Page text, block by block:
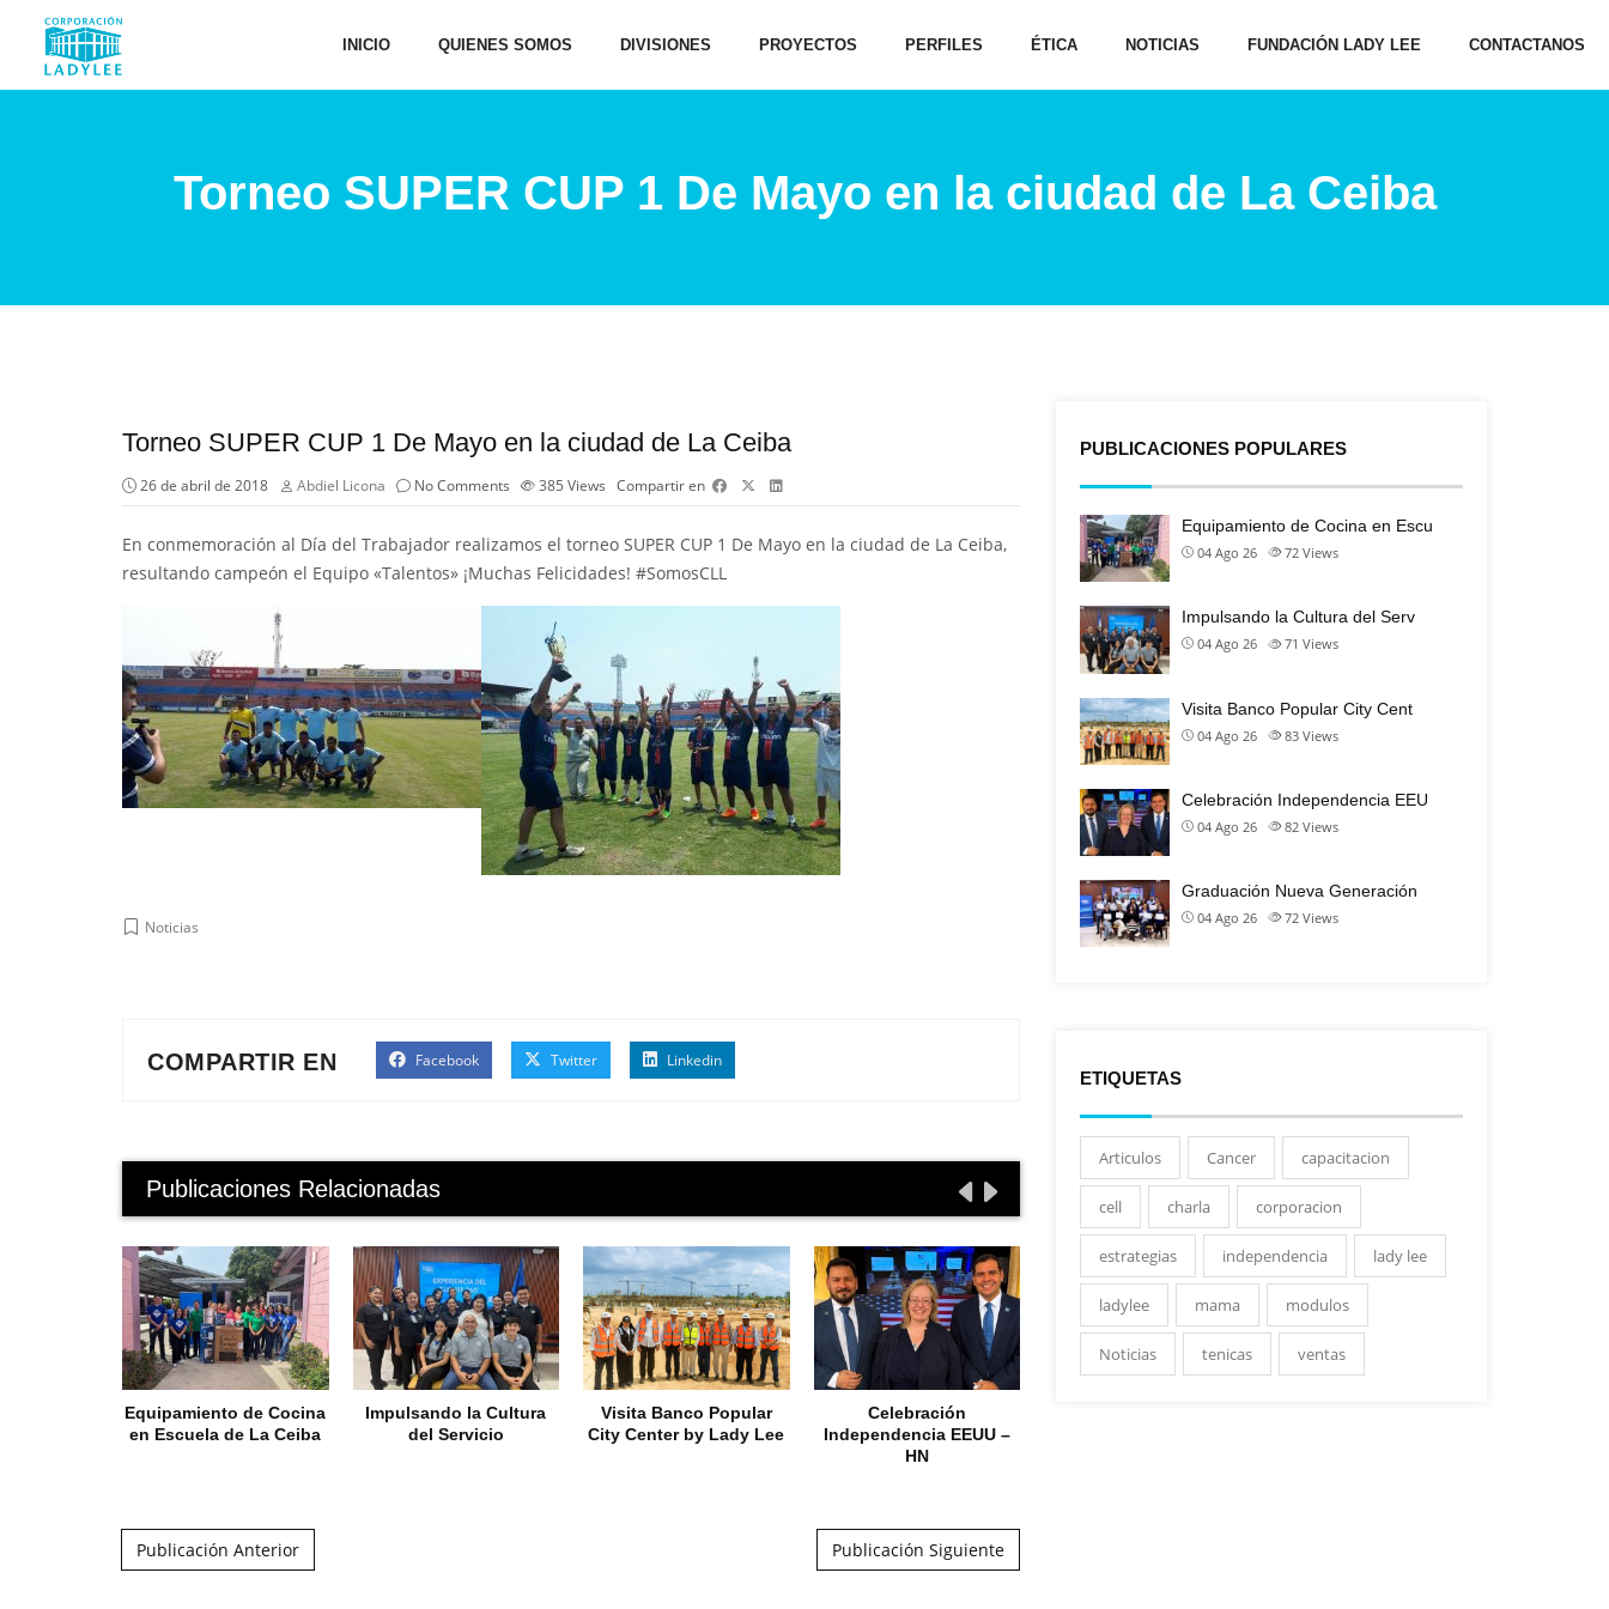
INICIO QUIENES SOMOS DIVISIONES PROYECTOS PERFILES ÉTICA NOTICIAS FUNDACIÓN LADY LEE CONTACTANOS
Torneo SUPER CUP 1 De Mayo en la ciudad de La Ceiba
Torneo SUPER CUP 1 De Mayo en la ciudad de La Ceiba
26 de abril de 2018 Abdiel Licona No Comments 385 Views Compartir en
En conmemoración al Día del Trabajador realizamos el torneo SUPER CUP 1 De Mayo en la ciudad de La Ceiba,
resultando campeón el Equipo «Talentos» ¡Muchas Felicidades! #SomosCLL
Noticias
COMPARTIR EN Facebook Twitter Linkedin
Publicaciones Relacionadas
Equipamiento de Cocina
en Escuela de La Ceiba
Impulsando la Cultura
del Servicio
Visita Banco Popular
City Center by Lady Lee
Celebración
Independencia EEUU –
HN
Publicación Anterior Publicación Siguiente
PUBLICACIONES POPULARES
Equipamiento de Cocina en Escu
04 Ago 26 72 Views
Impulsando la Cultura del Serv
04 Ago 26 71 Views
Visita Banco Popular City Cent
04 Ago 26 83 Views
Celebración Independencia EEU
04 Ago 26 82 Views
Graduación Nueva Generación
04 Ago 26 72 Views
ETIQUETAS
Articulos Cancer capacitacion
cell charla corporacion
estrategias independencia lady lee
ladylee mama modulos
Noticias tenicas ventas